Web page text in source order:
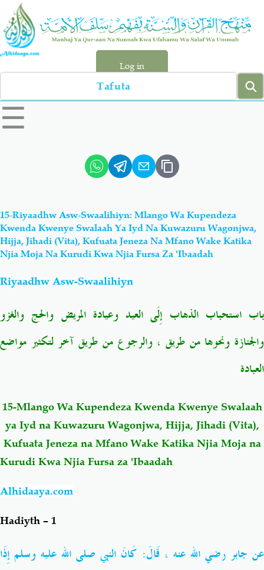
Skip
main
content
Log in
Search
left
sidebar
☰
Hadiyth
Aqiydah Manhaj
Shirki & Kufru Bid-'ah (Uzushi)
Akhlaaq-Aadaab Raqaaiq
Familia-Jamii Maswali-Majibu
Chemsha Bongo
15-Riyaadhw Asw-Swaalihiyn: Mlango Wa Kupendeza
Kwenda Kwenye Swalaah Ya Iyd Na Kuwazuru Wagonjwa,
Hijja, Jihadi (Vita), Kufuata Jeneza Na Mfano Wake Katika
Njia Moja Na Kurudi Kwa Njia Fursa Za 'Ibaadah
Riyaadhw Asw-Swaalihiyn
باب استحباب الذهاب إِلَى العيد وعيادة المريض والحج والغزو
والجنازة ونحوها من طريق ، والرجوع من طريق آخر لتكثير مواضع
العبادة
15-Mlango Wa Kupendeza Kwenda Kwenye Swalaah
ya Iyd na Kuwazuru Wagonjwa, Hijja, Jihadi (Vita),
Kufuata Jeneza na Mfano Wake Katika Njia Moja na
Kurudi Kwa Njia Fursa za 'Ibaadah
Alhidaaya.com
Hadiyth – 1
عن جابررضي الله عنه ، قَالَ: كَانَ النبي صلى الله عليه وسلمإِذَا